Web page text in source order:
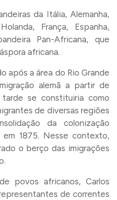
da Itália, Alemanha,
França, Espanha,
Pan-Africana, que
africana.
após a área do Rio Grande
alemã a partir de
se constituiria como
de diversas regiões
da colonização
1875. Nesse contexto,
o berço das imigrações
povos africanos, Carlos
de correntes